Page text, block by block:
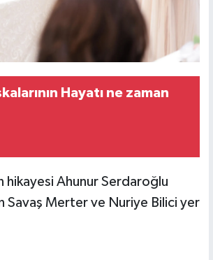
Hayatı ne zaman
hikayesi Ahunur Serdaroğlu
Savaş Merter ve Nuriye Bilici yer